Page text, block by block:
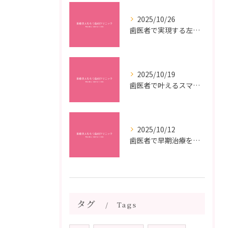
2025/10/26
歯医者で実現する左右対称治療のポイントと矯正治療選びの疑問解決ガイド
2025/10/19
歯医者で叶えるスマイルメイクオーバーなら福岡県福岡市博多区博多駅前の最新矯正治療解説
2025/10/12
歯医者で早期治療を受けるメリットと虫歯悪化を防ぐ最短ステップ
タグ Tags